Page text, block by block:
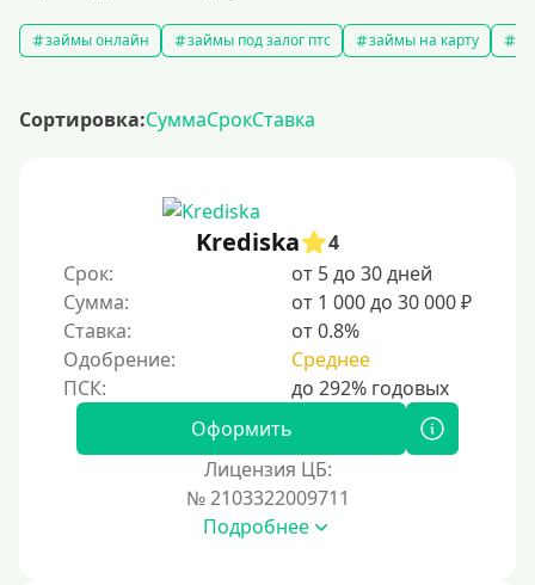
займы онлайн займы под залог птс займы на карту
Сортировка:СуммаСрокСтавка
Krediska
4
Срок:
от 5 до 30 дней
Сумма:
от 1 000 до 30 000 ₽
Ставка:
от 0.8%
Одобрение:
Среднее
Оформить
Лицензия ЦБ:
№ 2103322009711
Подробнее